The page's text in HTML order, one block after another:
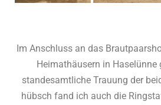
Im Anschluss an das
Heimathäusern in Haselünne
standesamtliche Trauung der
hübsch fand ich auch die